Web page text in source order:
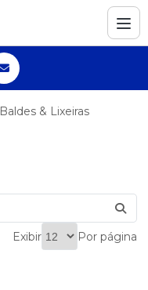
Baldes & Lixeiras
Exibir Por página